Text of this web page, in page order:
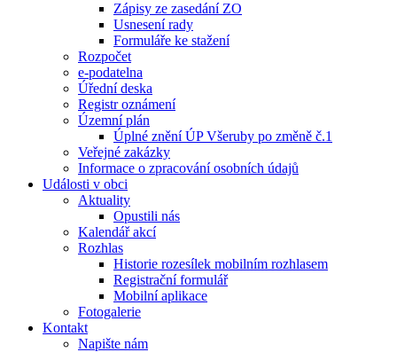
Zápisy ze zasedání ZO
Usnesení rady
Formuláře ke stažení
Rozpočet
e-podatelna
Úřední deska
Registr oznámení
Územní plán
Úplné znění ÚP Všeruby po změně č.1
Veřejné zakázky
Informace o zpracování osobních údajů
Události v obci
Aktuality
Opustili nás
Kalendář akcí
Rozhlas
Historie rozesílek mobilním rozhlasem
Registrační formulář
Mobilní aplikace
Fotogalerie
Kontakt
Napište nám